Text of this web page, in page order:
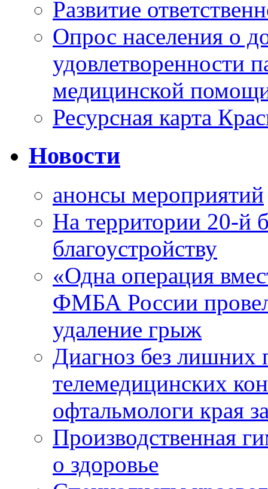
Развитие
Опрос населения о
удовлетворенности
медицинской
Ресурсная карта
Новости
анонсы мероприятий
На территории 20-й
благоустройству
«Одна операция
ФМБА России
удаление грыж
Диагноз без лишних
телемедицинских
офтальмологи края
Производственная
о здоровье